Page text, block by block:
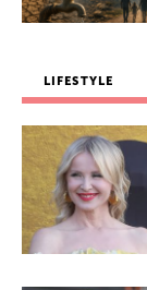
LIFESTYLE